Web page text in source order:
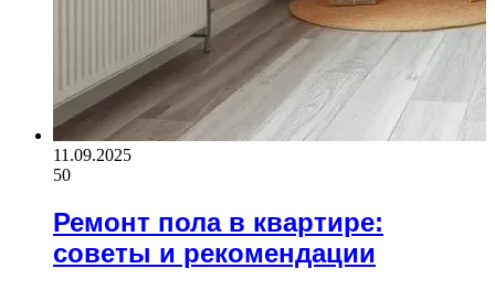
11.09.2025
50
Ремонт пола в квартире:
советы и рекомендации